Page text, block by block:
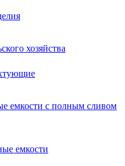
хозяйства
емкости с полным сливом
емкости